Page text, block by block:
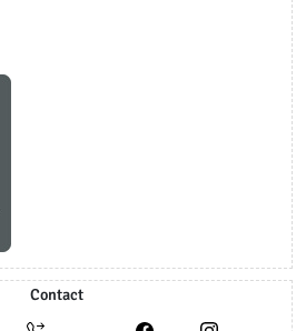
Contact